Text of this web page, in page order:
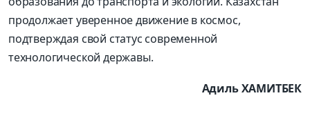
продолжает уверенное движение в космос,
подтверждая свой статус современной
технологической державы.
Адиль ХАМИТБЕК